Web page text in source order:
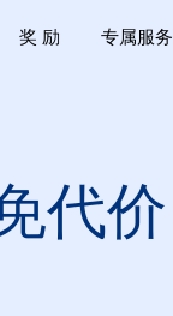
奖 励 专属服务
代价